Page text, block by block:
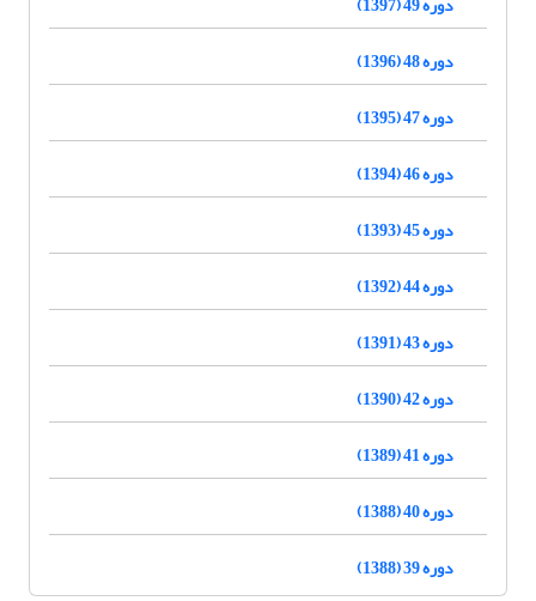
دوره 48 (1396)
دوره 47 (1395)
دوره 46 (1394)
دوره 45 (1393)
دوره 44 (1392)
دوره 43 (1391)
دوره 42 (1390)
دوره 41 (1389)
دوره 40 (1388)
دوره 39 (1388)